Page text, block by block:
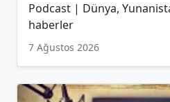
Podcast | Dünya,
haberler
7 Ağustos 2026